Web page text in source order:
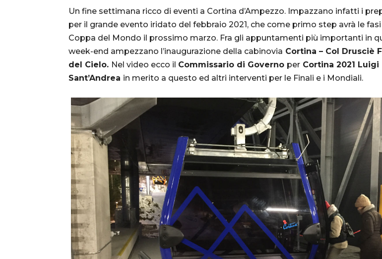
Un fine settimana ricco di eventi a Cortina d’Ampezzo. Impazzano infatti i
per il grande evento iridato del febbraio 2021, che come primo step avrà le
Coppa del Mondo il prossimo marzo. Fra gli appuntamenti più importanti in
week-end ampezzano l’inaugurazione della cabinovia Cortina – Col Drusciè
del Cielo. Nel video ecco il Commissario di Governo per Cortina 2021 Luigi
Sant’Andrea in merito a questo ed altri interventi per le Finali e i Mondiali.